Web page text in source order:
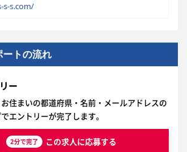
s-s.com/
ートの流れ
ー
住まいの都道府県・名前・メールアドレスの
エントリーが完了します。
2分で完了 この求人に応募する